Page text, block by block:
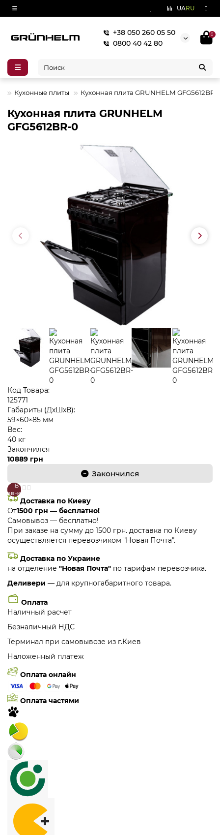
UARU
+38 050 260 05 50
0800 40 42 80
0
Кухонные плиты Кухонная плита GRUNHELM GFG5612BR-
Кухонная плита GRUNHELM
GFG5612BR-0
Код Товара:
125771
Габариты (ДхШхВ):
59×60×85 мм
Вес:
40 кг
Закончился
10889 грн
Закончился
В
закладки
В
сравнение
Доставка по Киеву
От1500 грн — бесплатно!
Самовывоз — бесплатно!
При заказе на сумму до 1500 грн. доставка по Киеву
осуществляется перевозчиком "Новая Почта".
Доставка по Украине
на отделение "Новая Почта" по тарифам перевозчика.
Деливери — для крупногабаритного товара.
Оплата
Наличный расчет
Безналичный НДС
Терминал при самовывозе из г.Киев
Наложенный платеж
Оплата онлайн
Оплата частями